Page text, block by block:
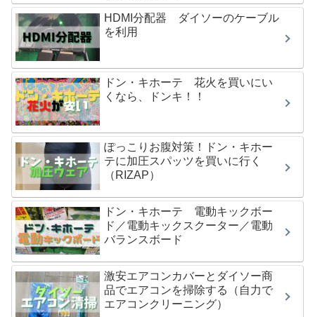
HDMI分配器 ダイソーのケーブル
を利用
ドン・キホーテ 花火を買いにい
くなら、ドンキ！！
ぽっこりお腹対策！ドン・キホー
テに加圧スパッツを買いに行く
（RIZAP）
ドン・キホーテ 電動キックボー
ド／電動キックスクーター／電動
バランスボード
激安エアコンカバーとダイソー商
品でエアコンを掃除する（自力で
エアコンクリーニング）